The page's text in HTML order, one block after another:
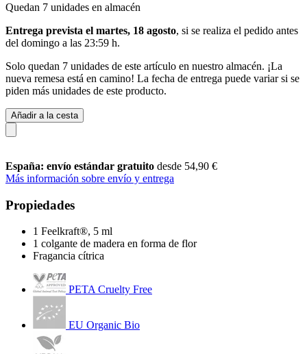
Quedan 7 unidades en almacén
Entrega prevista el martes, 18 agosto, si se realiza el pedido antes
del domingo a las 23:59 h.
Solo quedan 7 unidades de este artículo en nuestro almacén. ¡La
nueva remesa está en camino! La fecha de entrega puede variar si se
piden más unidades de este producto.
Añadir a la cesta
España: envío estándar gratuito desde 54,90 €
Más información sobre envío y entrega
Propiedades
1 Feelkraft®, 5 ml
1 colgante de madera en forma de flor
Fragancia cítrica
PETA Cruelty Free
EU Organic Bio